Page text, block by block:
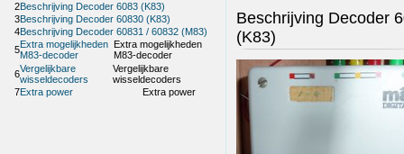
2Beschrijving Decoder 6083 (K83)
3Beschrijving Decoder 60830 (K83)
4Beschrijving Decoder 60831 / 60832 (M83)
5Extra mogelijkheden
M83-decoder
Extra mogelijkheden
M83-decoder
6Vergelijkbare
wisseldecoders
Vergelijkbare
wisseldecoders
7Extra power Extra power
Beschrijving Decoder
(K83)